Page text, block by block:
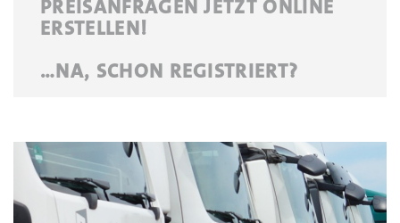
PREISANFRAGEN JETZT ONLINE
ERSTELLEN!
…NA, SCHON REGISTRIERT?